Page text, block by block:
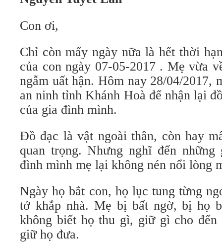
Con ơi,
Chỉ còn mấy ngày nữa là hết thời
của con ngày 07-05-2017 . Mẹ vừa
ngẫm uất hận. Hôm nay 28/04/2017,
an ninh tỉnh Khánh Hoà để nhận lại
của gia đình mình.
Đồ đạc là vật ngoài thân, còn hay
quan trọng. Nhưng nghĩ đến
đình mình mẹ lại không nén nổi lòng
Ngày họ bắt con, họ lục tung từng
tớ khắp nhà. Mẹ bị bất ngờ, bị họ
không biết họ thu gì, giữ gì cho đến
giữ họ đưa.